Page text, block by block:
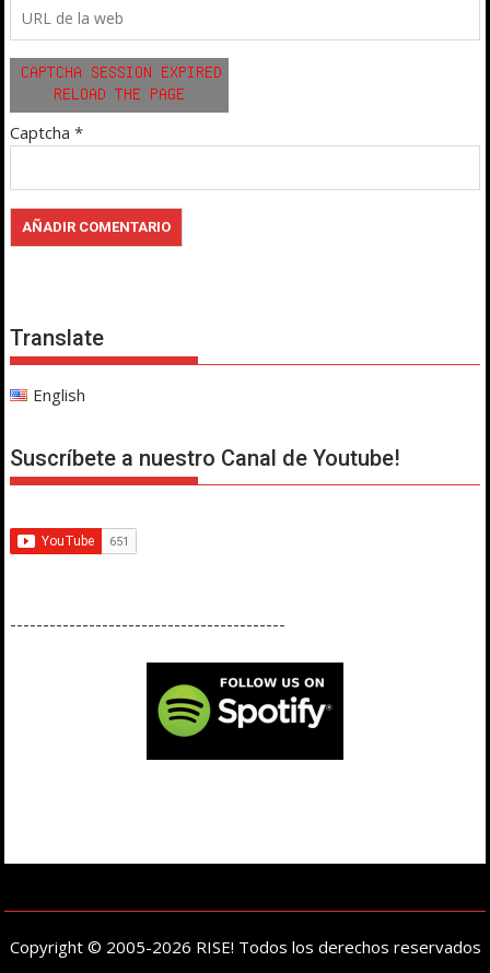
Captcha *
Translate
English
Suscríbete a nuestro Canal de Youtube!
------------------------------------------
Copyright © 2005-2026 RISE! Todos los derechos reservados